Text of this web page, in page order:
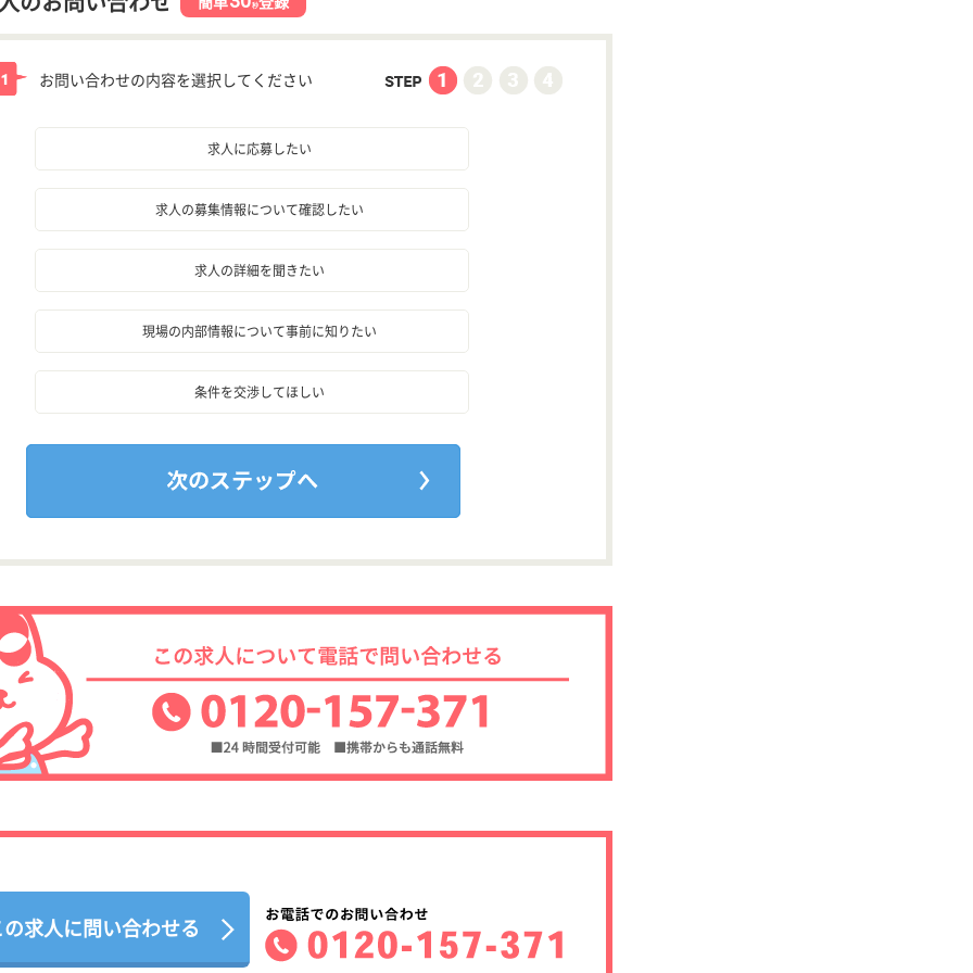
秒
お問い合わせの内容を選択してください
求人に応募したい
求人の募集情報について確認したい
求人の詳細を聞きたい
現場の内部情報について事前に知りたい
条件を交渉してほしい
求人に問い合わせる